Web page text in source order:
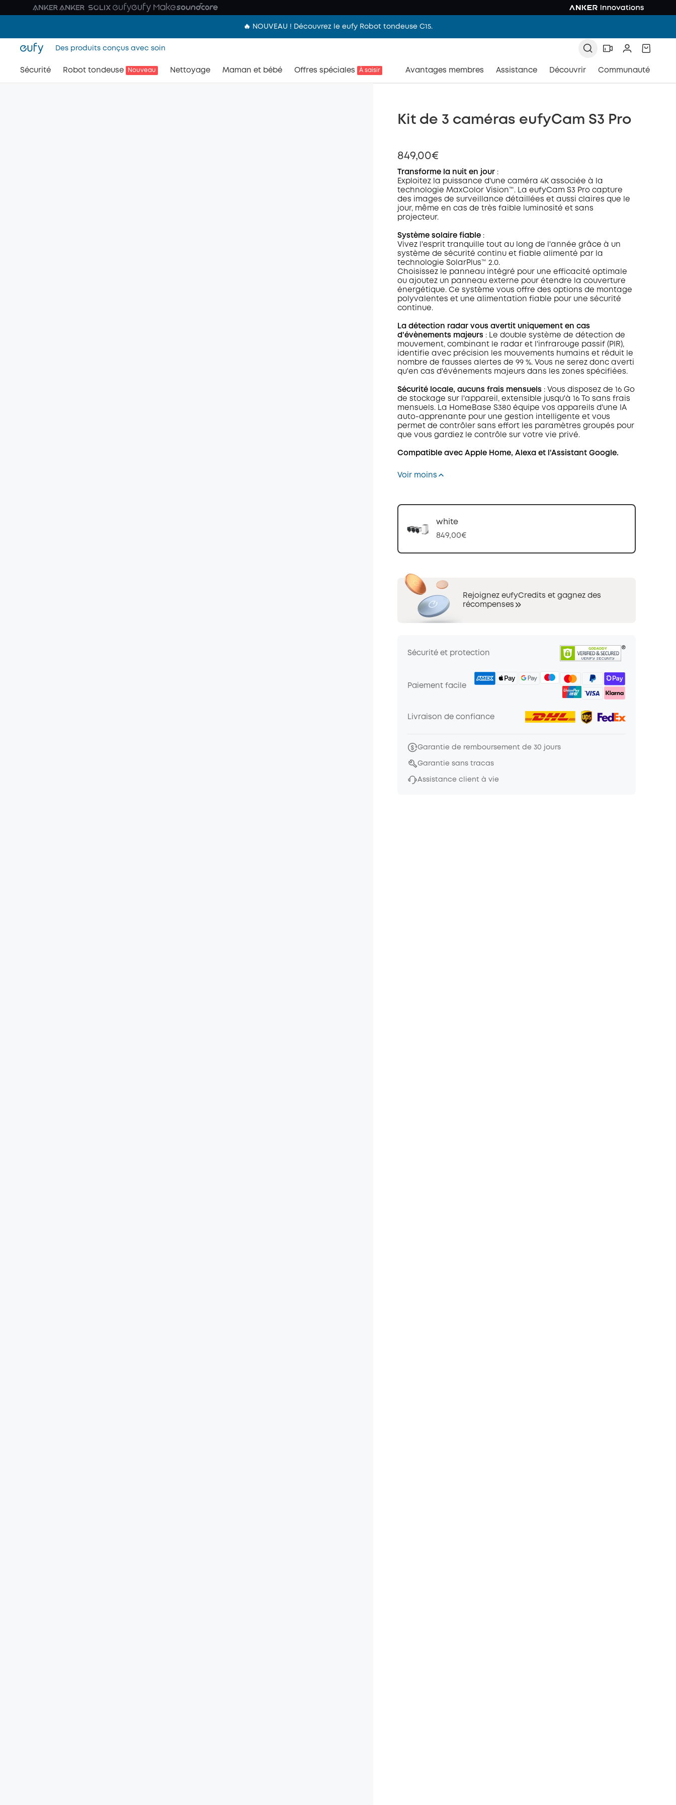
🔥 NOUVEAU ! Découvrez le eufy Robot tondeuse C15.
Des produits conçus avec soin
Sécurité Robot tondeuse Nouveau Nettoyage Maman et bébé Offres spéciales À saisir Avantages membres Assistance Découvrir Communauté
Kit de 3 caméras eufyCam S3 Pro
849,00€
Transforme la nuit en jour :
Exploitez la puissance d'une caméra 4K associée à la
technologie MaxColor Vision™. La eufyCam S3 Pro capture
des images de surveillance détaillées et aussi claires que le
jour, même en cas de très faible luminosité et sans
projecteur.
Système solaire fiable :
Vivez l'esprit tranquille tout au long de l'année grâce à un
système de sécurité continu et fiable alimenté par la
technologie SolarPlus™ 2.0.
Choisissez le panneau intégré pour une efficacité optimale
ou ajoutez un panneau externe pour étendre la couverture
énergétique. Ce système vous offre des options de montage
polyvalentes et une alimentation fiable pour une sécurité
continue.
La détection radar vous avertit uniquement en cas
d'évènements majeurs : Le double système de détection de
mouvement, combinant le radar et l'infrarouge passif (PIR),
identifie avec précision les mouvements humains et réduit le
nombre de fausses alertes de 99 %. Vous ne serez donc averti
qu'en cas d'événements majeurs dans les zones spécifiées.
Sécurité locale, aucuns frais mensuels: Vous disposez de 16 Go
de stockage sur l'appareil, extensible jusqu'à 16 To sans frais
mensuels. La HomeBase S380 équipe vos appareils d'une IA
auto-apprenante pour une gestion intelligente et vous
permet de contrôler sans effort les paramètres groupés pour
que vous gardiez le contrôle sur votre vie privé.
Compatible avec Apple Home, Alexa et l'Assistant Google.
Voir moins
white
849,00€
Rejoignez eufyCredits et gagnez des
récompenses
Sécurité et protection
Paiement facile
Livraison de confiance
Garantie de remboursement de 30 jours
Garantie sans tracas
Assistance client à vie